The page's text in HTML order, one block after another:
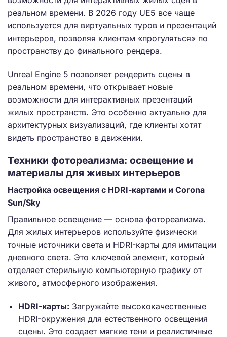
реальном времени. В 2026 году UE5 все чаще
используется для виртуальных туров и презентаций
интерьеров, позволяя клиентам «прогуляться» по
пространству до финального рендера.
Unreal Engine 5 позволяет рендерить сцены в
реальном времени, что открывает новые
возможности для интерактивных презентаций
жилых пространств. Это особенно актуально для
архитектурных визуализаций, где клиенты хотят
видеть пространство в движении.
Техники фотореализма: освещение и
материалы для живых интерьеров
Настройка освещения с HDRI-картами и Corona
Sun/Sky
Правильное освещение — основа фотореализма.
Для жилых интерьеров используйте физически
точные источники света и HDRI-карты для имитации
дневного света. Это ключевой элемент, который
отделяет стерильную компьютерную графику от
живого, атмосферного изображения.
HDRI-карты: Загружайте высококачественные
HDRI-окружения для естественного освещения
сцены. Это создает мягкие тени и реалистичные